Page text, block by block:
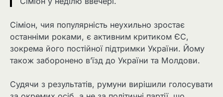
Сіміон, чия популярність неухильно зростає
останніми роками, є активним критиком ЄС,
зокрема його постійної підтримки України. Йому
також заборонено в’їзд до України та Молдови.
Судячи з результатів, румуни вирішили голосувати